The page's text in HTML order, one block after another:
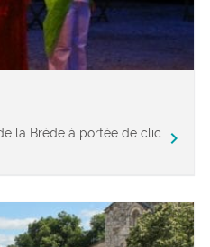
la Brède à portée de clic. chevron_right